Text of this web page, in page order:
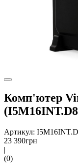
Комп'ютер
Артикул:
23 390грн
|
(0)